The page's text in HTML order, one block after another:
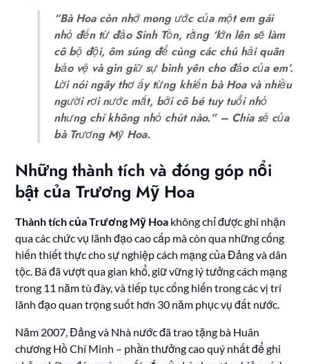
“Bà Hoa còn nhớ mong ước của một em gái
nhỏ đến từ đảo Sinh Tồn, rằng ‘lớn lên sẽ làm
cô bộ đội, ôm súng để cùng các chú hải quân
bảo vệ và gìn giữ sự bình yên cho đảo của em’.
Lời nói ngây thơ ấy từng khiến bà Hoa và nhiều
người rơi nước mắt, bởi cô bé tuy tuổi nhỏ
nhưng chí không nhỏ chút nào.” – Chia sẻ của
bà Trương Mỹ Hoa.
Những thành tích và đóng góp nổi
bật của Trương Mỹ Hoa
Thành tích của Trương Mỹ Hoa không chỉ được ghi nhận
qua các chức vụ lãnh đạo cao cấp mà còn qua những cống
hiến thiết thực cho sự nghiệp cách mạng của Đảng và dân
tộc. Bà đã vượt qua gian khổ, giữ vững lý tưởng cách mạng
trong 11 năm tù đày, và tiếp tục cống hiến trong các vị trí
lãnh đạo quan trọng suốt hơn 30 năm phục vụ đất nước.
Năm 2007, Đảng và Nhà nước đã trao tặng bà Huân
chương Hồ Chí Minh – phần thưởng cao quý nhất để ghi